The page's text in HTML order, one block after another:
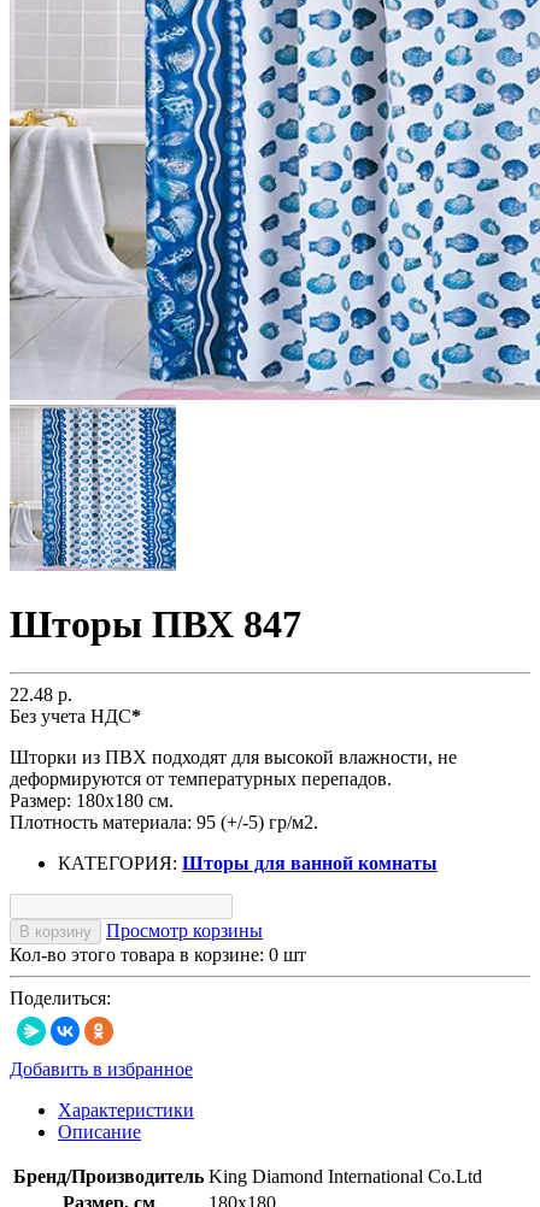
Шторы ПВХ 847
22.48 р.
Без учета НДС*
Шторки из ПВХ подходят для высокой влажности, не
деформируются от температурных перепадов.
Размер: 180х180 см.
Плотность материала: 95 (+/-5) гр/м2.
КАТЕГОРИЯ: Шторы для ванной комнаты
В корзину
Просмотр корзины
Кол-во этого товара в корзине: 0 шт
Поделиться:
Добавить в избранное
Характеристики
Описание
Бренд/Производитель King Diamond International Co.Ltd
Размер, см
180х180